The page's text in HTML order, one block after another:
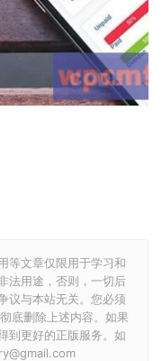
等文章仅限用于学习和
法用途，否则，一切后
议与本站无关。您必须
底删除上述内容。如果
到更好的正版服务。如